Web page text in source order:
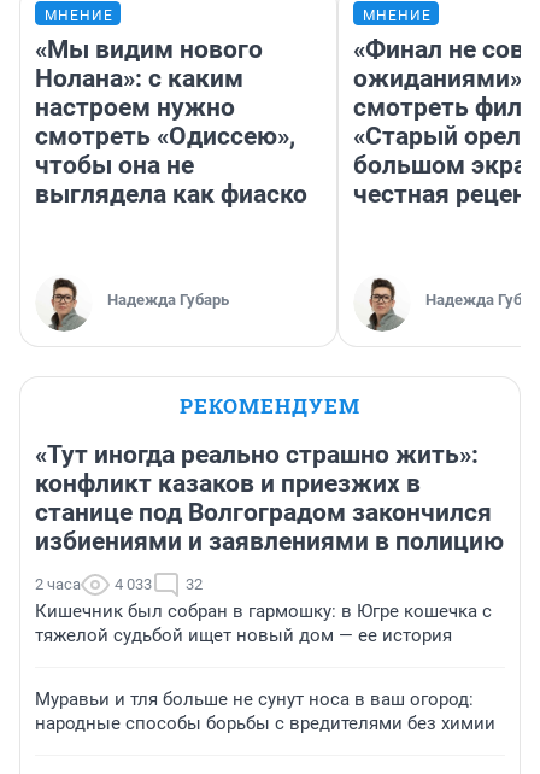
МНЕНИЕ
«Мы видим нового
Нолана»: с каким
настроем нужно
смотреть «Одиссею»,
чтобы она не
выглядела как фиаско
Надежда Губарь
МНЕНИЕ
«Финал не
ожиданиями»:
смотреть
«Старый орел»
большом
честная
Надежда
РЕКОМЕНДУЕМ
«Тут иногда реально страшно жить»:
конфликт казаков и приезжих в
станице под Волгоградом закончился
избиениями и заявлениями в полицию
2 часа 4 033 32
Кишечник был собран в гармошку: в Югре кошечка с
тяжелой судьбой ищет новый дом — ее история
Муравьи и тля больше не сунут носа в ваш огород:
народные способы борьбы с вредителями без химии